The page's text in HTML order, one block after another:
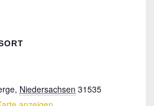
, Niedersachsen 31535